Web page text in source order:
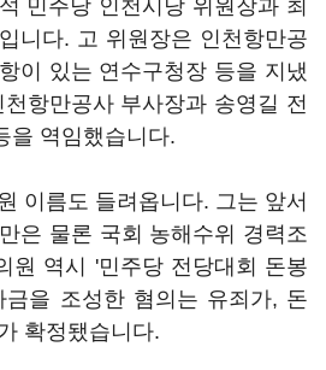
민주당 인천시당 위원장과 최
니다. 고 위원장은 인천항만공
이 있는 연수구청장 등을 지냈
항만공사 부사장과 송영길 전
을 역임했습니다.
이름도 들려옵니다. 그는 앞서
은 물론 국회 농해수위 경력조
원 역시 '민주당 전당대회 돈봉
을 조성한 혐의는 유죄가, 돈
확정됐습니다.